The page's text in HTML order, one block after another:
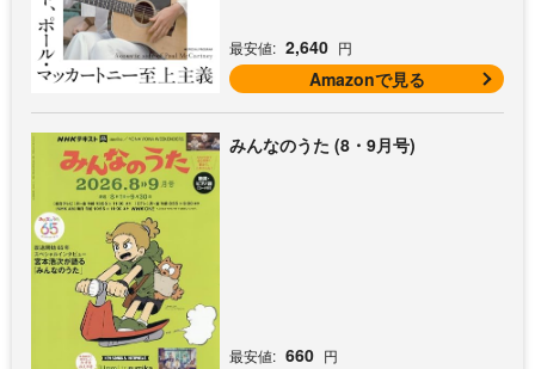
最安値: 2,640 円
Amazonで見る
みんなのうた (8・9月号)
最安値: 660 円